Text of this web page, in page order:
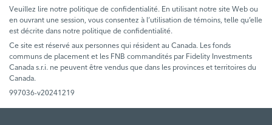
Veuillez lire notre politique de confidentialité. En utilisant notre site Web ou
en ouvrant une session, vous consentez à l’utilisation de témoins, telle qu’elle
est décrite dans notre politique de confidentialité.
Ce site est réservé aux personnes qui résident au Canada. Les fonds
communs de placement et les FNB commandités par Fidelity Investments
Canada s.r.i. ne peuvent être vendus que dans les provinces et territoires du
Canada.
997036-v20241219